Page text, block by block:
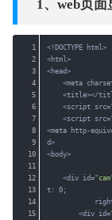
1、web页
1
2
3
4
5
6
7
8
9
10
11
12
13
14
15
<!DOCTYPE html>
<html>
<head>
<meta
<title></
<script src=
<script src=
<meta http-
d>
<body>
<div id=
t: 0;
<div id=